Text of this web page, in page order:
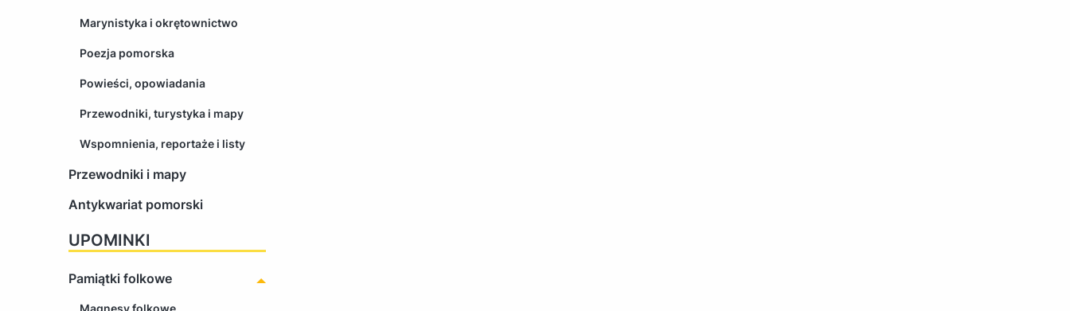
Marynistyka i okrętownictwo
Poezja pomorska
Powieści, opowiadania
Przewodniki, turystyka i mapy
Wspomnienia, reportaże i listy
Przewodniki i mapy
Antykwariat pomorski
UPOMINKI
Pamiątki folkowe
Magnesy folkowe